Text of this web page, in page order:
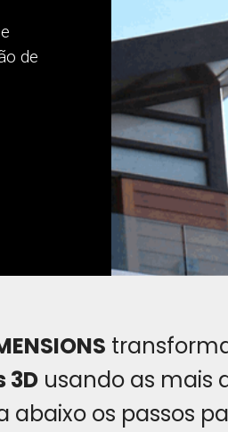
de
3D usando as mais
abaixo os passos